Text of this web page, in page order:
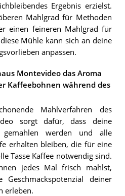
Ergebnis erzielst.
Mahlgrad für Methoden
einen feineren Mahlgrad für
Mühle kann sich an deine
anpassen.
Montevideo das Aroma
Kaffeebohnen während des
Mahlverfahren des
sorgt dafür, dass deine
gemahlen werden und alle
erhalten bleiben, die für eine
Tasse Kaffee notwendig sind.
jedes Mal frisch mahlst,
deiner
erleben.